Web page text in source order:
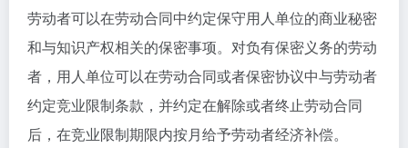
劳动者可以在劳动合同中约定保守用人单位的商业秘密
和与知识产权相关的保密事项。对负有保密义务的劳动
者，用人单位可以在劳动合同或者保密协议中与劳动者
约定竞业限制条款，并约定在解除或者终止劳动合同
后，在竞业限制期限内按月给予劳动者经济补偿。